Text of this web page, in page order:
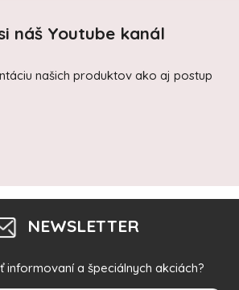
náš Youtube kanál
našich produktov ako aj postup
NEWSLETTER
informovaní a špeciálnych akciách?